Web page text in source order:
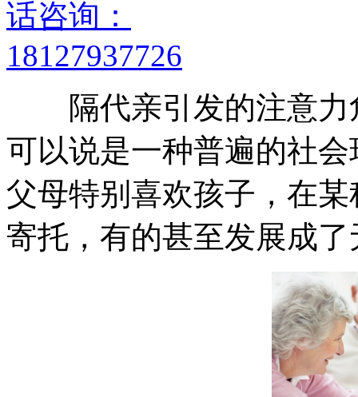
隔代亲引发的注意力
可以说是一种普遍的社
父母特别喜欢孩子，在
寄托，有的甚至发展成